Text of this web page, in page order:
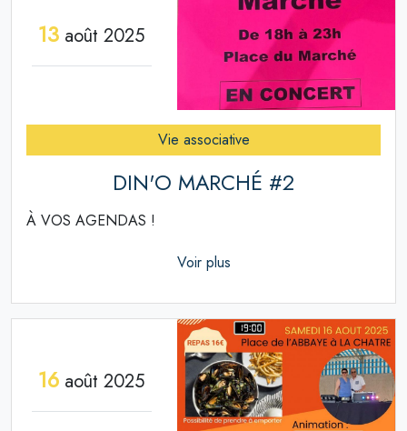
13 août 2025
Vie associative
DIN'O MARCHÉ #2
À VOS AGENDAS !
Voir plus
16 août 2025